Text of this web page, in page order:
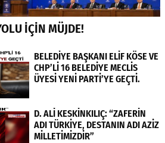
İÇİN MÜJDE!
BELEDİYE BAŞKANI ELİF KÖSE VE
CHP’Lİ 16 BELEDİYE MECLİS
ÜYESİ YENİ PARTİ’YE GEÇTİ.
D. ALİ KESKİNKILIÇ: “ZAFERİN
ADI TÜRKİYE, DESTANIN ADI AZİZ
MİLLETİMİZDİR”